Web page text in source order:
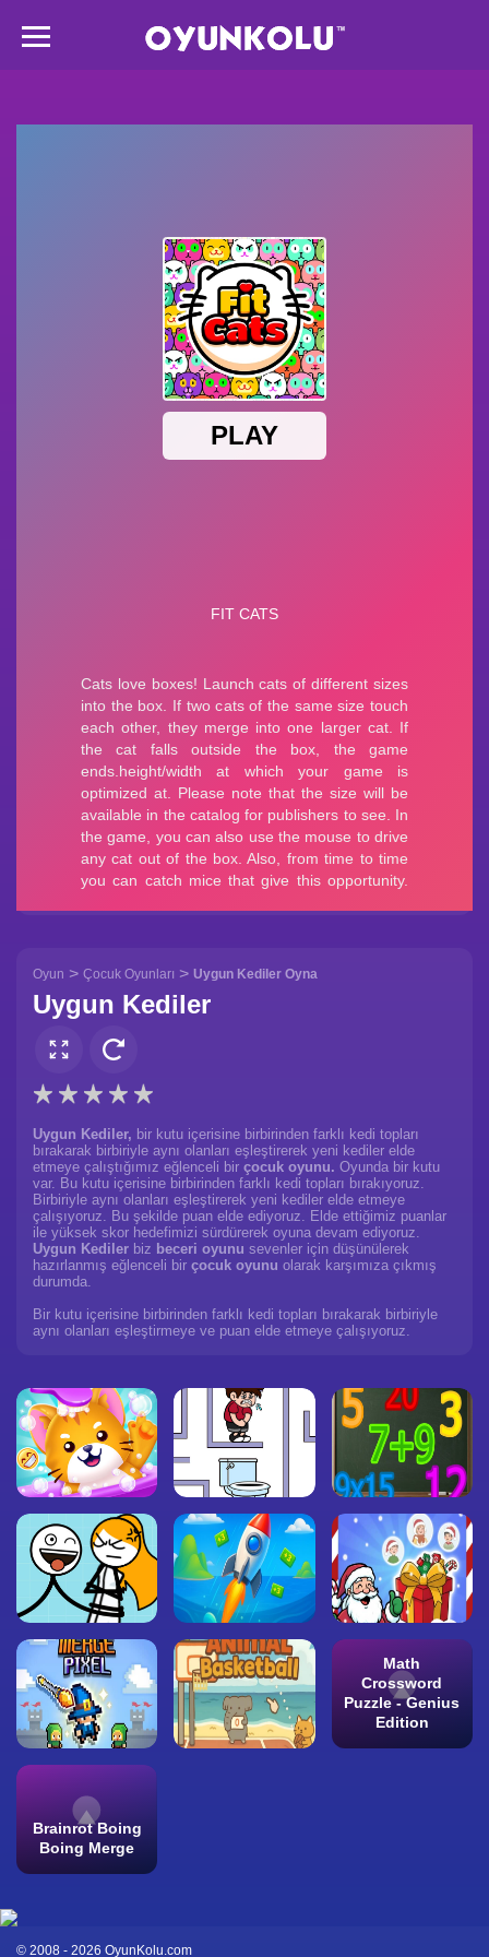
Oyun > Çocuk Oyunları > Uygun Kediler Oyna
Uygun Kediler
Uygun Kediler, bir kutu içerisine birbirinden farklı kedi topları
bırakarak birbiriyle aynı olanları eşleştirerek yeni kediler elde
etmeye çalıştığımız eğlenceli bir çocuk oyunu. Oyunda bir kutu
var. Bu kutu içerisine birbirinden farklı kedi topları bırakıyoruz.
Birbiriyle aynı olanları eşleştirerek yeni kediler elde etmeye
çalışıyoruz. Bu şekilde puan elde ediyoruz. Elde ettiğimiz puanlar
ile yüksek skor hedefimizi sürdürerek oyuna devam ediyoruz.
Uygun Kediler biz beceri oyunu sevenler için düşünülerek
hazırlanmış eğlenceli bir çocuk oyunu olarak karşımıza çıkmış
durumda.
Bir kutu içerisine birbirinden farklı kedi topları bırakarak birbiriyle
aynı olanları eşleştirmeye ve puan elde etmeye çalışıyoruz.
Math
Crossword
Puzzle - Genius
Edition
Brainrot Boing
Boing Merge
© 2008 - 2026 OyunKolu.com